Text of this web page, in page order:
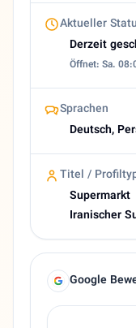
About Ehsan
Iranischer
Aktueller
Derzeit
Öffnet: Sa.
Sprachen
Deutsch,
Titel /
Supermarkt
Iranischer
Google